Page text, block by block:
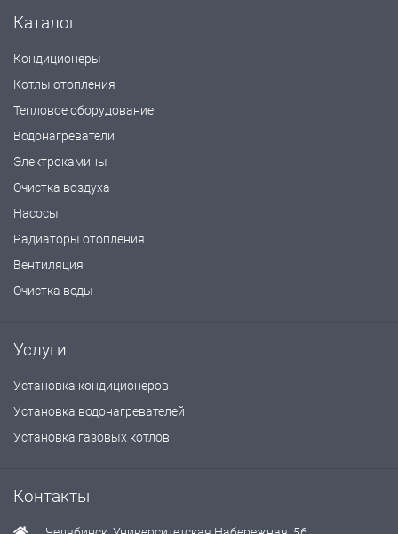
Каталог
Кондиционеры
Котлы отопления
Тепловое оборудование
Водонагреватели
Электрокамины
Очистка воздуха
Насосы
Радиаторы отопления
Вентиляция
Очистка воды
Услуги
Установка кондиционеров
Установка водонагревателей
Установка газовых котлов
Контакты